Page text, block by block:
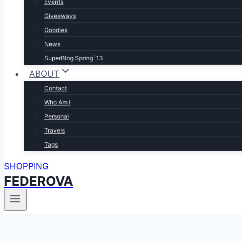
Events
Giveaways
Goodies
News
SuperBlog Spring`13
ABOUT
Contact
Who Am I
Personal
Travels
Tags
SHOPPING
FEDEROVA